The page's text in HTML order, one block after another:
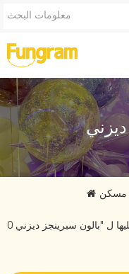
مسكن